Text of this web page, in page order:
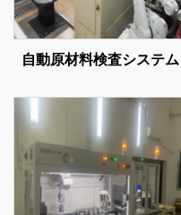
自動原材料検査システム